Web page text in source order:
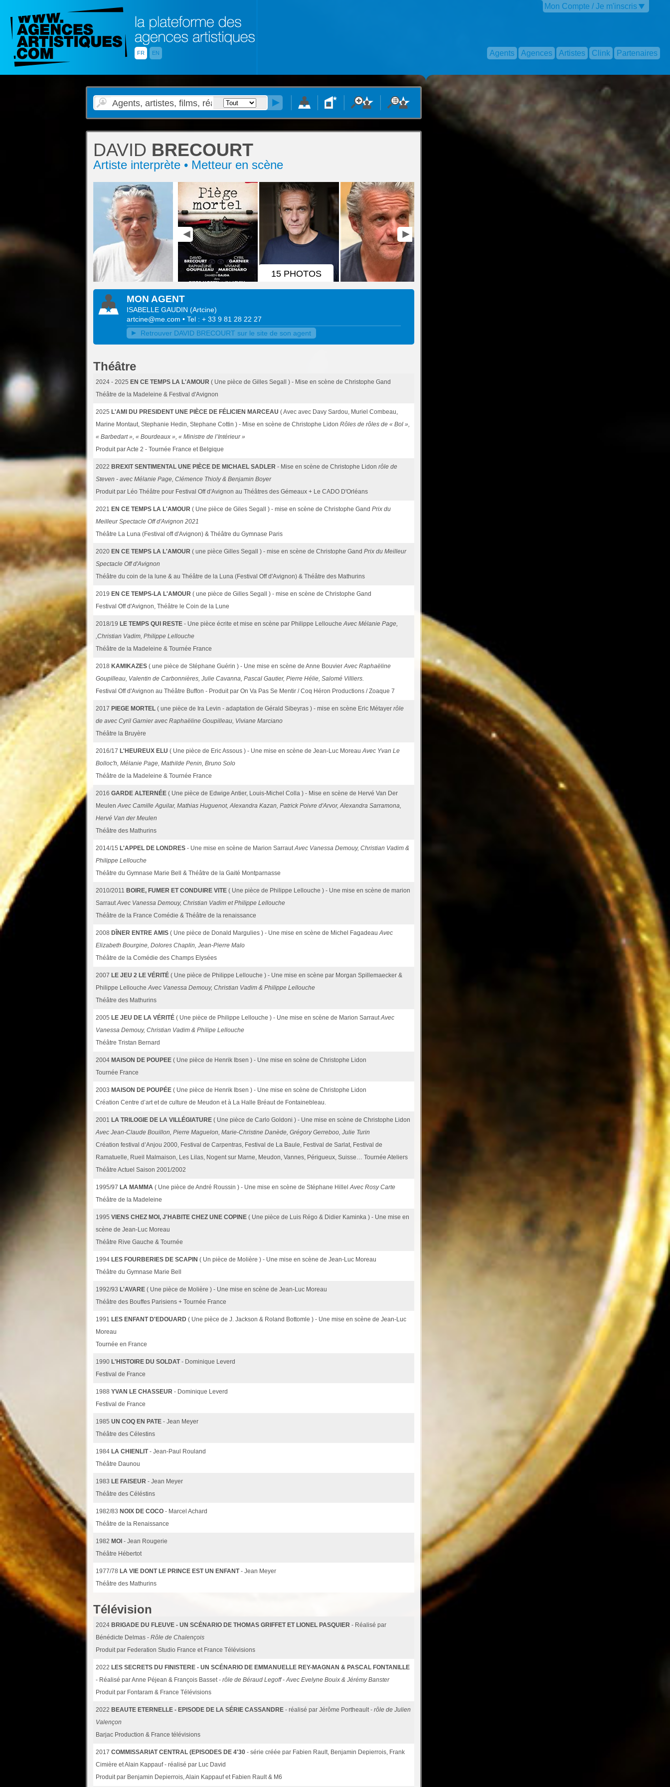
FR EN
Mon Compte / Je m'inscris
Agents Agences Artistes Clink Partenaires
DAVID BRECOURT
Artiste interprète • Metteur en scène
15 PHOTOS
MON AGENT
ISABELLE GAUDIN (Artcine)
artcine@me.com • Tel : + 33 9 81 28 22 27
Retrouver DAVID BRECOURT sur le site de son agent
Théâtre
2024 - 2025 EN CE TEMPS LA L'AMOUR ( Une pièce de Gilles Segall ) - Mise en scène de Christophe Gand
Théâtre de la Madeleine & Festival d'Avignon
2025 L'AMI DU PRESIDENT UNE PIÈCE DE FÉLICIEN MARCEAU ( Avec avec Davy Sardou, Muriel Combeau,
Marine Montaut, Stephanie Hedin, Stephane Cottin ) - Mise en scène de Christophe Lidon Rôles de rôles de « Bol »,
« Barbedart », « Bourdeaux », « Ministre de l’Intérieur »
Produit par Acte 2 - Tournée France et Belgique
2022 BREXIT SENTIMENTAL UNE PIÈCE DE MICHAEL SADLER - Mise en scène de Christophe Lidon rôle de
Steven - avec Mélanie Page, Clémence Thioly & Benjamin Boyer
Produit par Léo Théâtre pour Festival Off d'Avignon au Théâtres des Gémeaux + Le CADO D'Orléans
2021 EN CE TEMPS LA L'AMOUR ( Une pièce de Giles Segall ) - mise en scène de Christophe Gand Prix du
Meilleur Spectacle Off d'Avignon 2021
Théâtre La Luna (Festival off d'Avignon) & Théâtre du Gymnase Paris
2020 EN CE TEMPS LA L'AMOUR ( une pièce Gilles Segall ) - mise en scène de Christophe Gand Prix du Meilleur
Spectacle Off d'Avignon
Théâtre du coin de la lune & au Théâtre de la Luna (Festival Off d'Avignon) & Théâtre des Mathurins
2019 EN CE TEMPS-LA L'AMOUR ( une pièce de Gilles Segall ) - mise en scène de Christophe Gand
Festival Off d'Avignon, Théâtre le Coin de la Lune
2018/19 LE TEMPS QUI RESTE - Une pièce écrite et mise en scène par Philippe LelloucheAvec Mélanie Page,
,Christian Vadim, Philippe Lellouche
Théâtre de la Madeleine & Tournée France
2018 KAMIKAZES ( une pièce de Stéphane Guérin ) - Une mise en scène de Anne BouvierAvec Raphaëline
Goupilleau, Valentin de Carbonnières, Julie Cavanna, Pascal Gautier, Pierre Hélie, Salomé Villiers.
Festival Off d'Avignon au Théâtre Buffon - Produit par On Va Pas Se Mentir / Coq Héron Productions / Zoaque 7
2017 PIEGE MORTEL ( une pièce de Ira Levin - adaptation de Gérald Sibeyras ) - mise en scène Eric Métayer rôle
de avec Cyril Garnier avec Raphaëline Goupilleau, Viviane Marciano
Théâtre la Bruyère
2016/17 L'HEUREUX ELU ( Une pièce de Eric Assous ) - Une mise en scène de Jean-Luc MoreauAvec Yvan Le
Bolloc'h, Mélanie Page, Mathilde Penin, Bruno Solo
Théâtre de la Madeleine & Tournée France
2016 GARDE ALTERNÉE ( Une pièce de Edwige Antier, Louis-Michel Colla ) - Mise en scène de Hervé Van Der
MeulenAvec Camille Aguilar, Mathias Huguenot, Alexandra Kazan, Patrick Poivre d'Arvor, Alexandra Sarramona,
Hervé Van der Meulen
Théâtre des Mathurins
2014/15 L'APPEL DE LONDRES - Une mise en scène de Marion SarrautAvec Vanessa Demouy, Christian Vadim &
Philippe Lellouche
Théâtre du Gymnase Marie Bell & Théâtre de la Gaité Montparnasse
2010/2011 BOIRE, FUMER ET CONDUIRE VITE ( Une pièce de Philippe Lellouche ) - Une mise en scène de marion
SarrautAvec Vanessa Demouy, Christian Vadim et Philippe Lellouche
Théâtre de la France Comédie & Théâtre de la renaissance
2008 DÎNER ENTRE AMIS ( Une pièce de Donald Margulies ) - Une mise en scène de Michel FagadeauAvec
Elizabeth Bourgine, Dolores Chaplin, Jean-Pierre Malo
Théâtre de la Comédie des Champs Elysées
2007 LE JEU 2 LE VÉRITÉ ( Une pièce de Philippe Lellouche ) - Une mise en scène par Morgan Spillemaecker &
Philippe LelloucheAvec Vanessa Demouy, Christian Vadim & Philippe Lellouche
Théâtre des Mathurins
2005 LE JEU DE LA VÉRITÉ ( Une pièce de Philippe Lellouche ) - Une mise en scène de Marion SarrautAvec
Vanessa Demouy, Christian Vadim & Philipe Lellouche
Théâtre Tristan Bernard
2004 MAISON DE POUPEE ( Une pièce de Henrik Ibsen ) - Une mise en scène de Christophe Lidon
Tournée France
2003 MAISON DE POUPÉE ( Une pièce de Henrik Ibsen ) - Une mise en scène de Christophe Lidon
Création Centre d’art et de culture de Meudon et à La Halle Bréaut de Fontainebleau.
2001 LA TRILOGIE DE LA VILLÉGIATURE ( Une pièce de Carlo Goldoni ) - Une mise en scène de Christophe Lidon
Avec Jean-Claude Bouillon, Pierre Maguelon, Marie-Christine Danède, Grégory Gerreboo, Julie Turin
Création festival d’Anjou 2000, Festival de Carpentras, Festival de La Baule, Festival de Sarlat, Festival de
Ramatuelle, Rueil Malmaison, Les Lilas, Nogent sur Marne, Meudon, Vannes, Périgueux, Suisse… Tournée Ateliers
Théâtre Actuel Saison 2001/2002
1995/97 LA MAMMA ( Une pièce de André Roussin ) - Une mise en scène de Stéphane HillelAvec Rosy Carte
Théâtre de la Madeleine
1995 VIENS CHEZ MOI, J'HABITE CHEZ UNE COPINE ( Une pièce de Luis Régo & Didier Kaminka ) - Une mise en
scène de Jean-Luc Moreau
Théâtre Rive Gauche & Tournée
1994 LES FOURBERIES DE SCAPIN ( Un pièce de Molière ) - Une mise en scène de Jean-Luc Moreau
Théâtre du Gymnase Marie Bell
1992/93 L'AVARE ( Une pièce de Molière ) - Une mise en scène de Jean-Luc Moreau
Théâtre des Bouffes Parisiens + Tournée France
1991 LES ENFANT D'EDOUARD ( Une pièce de J. Jackson & Roland Bottomle ) - Une mise en scène de Jean-Luc
Moreau
Tournée en France
1990 L'HISTOIRE DU SOLDAT - Dominique Leverd
Festival de France
1988 YVAN LE CHASSEUR - Dominique Leverd
Festival de France
1985 UN COQ EN PATE - Jean Meyer
Théâtre des Célestins
1984 LA CHIENLIT - Jean-Paul Rouland
Théâtre Daunou
1983 LE FAISEUR - Jean Meyer
Théâtre des Céléstins
1982/83 NOIX DE COCO - Marcel Achard
Théâtre de la Renaissance
1982 MOI - Jean Rougerie
Théâtre Hébertot
1977/78 LA VIE DONT LE PRINCE EST UN ENFANT - Jean Meyer
Théâtre des Mathurins
Télévision
2024 BRIGADE DU FLEUVE - UN SCÉNARIO DE THOMAS GRIFFET ET LIONEL PASQUIER - Réalisé par
Bénédicte Delmas - Rôle de Chalençois
Produit par Federation Studio France et France Télévisions
2022 LES SECRETS DU FINISTERE - UN SCÉNARIO DE EMMANUELLE REY-MAGNAN & PASCAL FONTANILLE
- Réalisé par Anne Péjean & François Basset - rôle de Béraud Legoff - Avec Evelyne Bouix & Jérémy Banster
Produit par Fontaram & France Télévisions
2022 BEAUTE ETERNELLE - EPISODE DE LA SÉRIE CASSANDRE - réalisé par Jérôme Portheault - rôle de Julien
Valençon
Barjac Production & France télévisions
2017 COMMISSARIAT CENTRAL (EPISODES DE 4'30 - série créée par Fabien Rault, Benjamin Depierrois, Frank
Cimière et Alain Kappauf - réalisé par Luc David
Produit par Benjamin Depierrois, Alain Kappauf et Fabien Rault & M6